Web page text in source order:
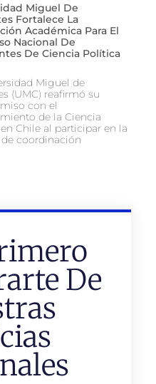
Miguel De
Fortalece La
Académica Para El
Nacional De
De Ciencia Política
Miguel de
(UMC) reafirmó su
con el
de la Ciencia
Chile al participar en la
coordinación
De